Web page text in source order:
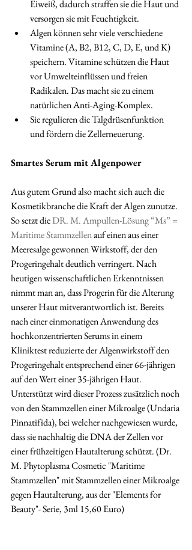
Eiweiß, dadurch straffen sie die Haut und
versorgen sie mit Feuchtigkeit.
Algen können sehr viele verschiedene
Vitamine (A, B2, B12, C, D, E, und K)
speichern. Vitamine schützen die Haut
vor Umwelteinflüssen und freien
Radikalen. Das macht sie zu einem
natürlichen Anti-Aging-Komplex.
Sie regulieren die Talgdrüsenfunktion
und fördern die Zellerneuerung.
Smartes Serum mit Algenpower
Aus gutem Grund also macht sich auch die
Kosmetikbranche die Kraft der Algen zunutze.
So setzt die DR. M. Ampullen-Lösung “Ms” =
Maritime Stammzellen auf einen aus einer
Meeresalge gewonnen Wirkstoff, der den
Progeringehalt deutlich verringert. Nach
heutigen wissenschaftlichen Erkenntnissen
nimmt man an, dass Progerin für die Alterung
unserer Haut mitverantwortlich ist. Bereits
nach einer einmonatigen Anwendung des
hochkonzentrierten Serums in einem
Kliniktest reduzierte der Algenwirkstoff den
Progeringehalt entsprechend einer 66-jährigen
auf den Wert einer 35-jährigen Haut.
Unterstützt wird dieser Prozess zusätzlich noch
von den Stammzellen einer Mikroalge (Undaria
Pinnatifida), bei welcher nachgewiesen wurde,
dass sie nachhaltig die DNA der Zellen vor
einer frühzeitigen Hautalterung schützt. (Dr.
M. Phytoplasma Cosmetic "Maritime
Stammzellen" mit Stammzellen einer Mikroalge
gegen Hautalterung, aus der "Elements for
Beauty"- Serie, 3ml 15,60 Euro)